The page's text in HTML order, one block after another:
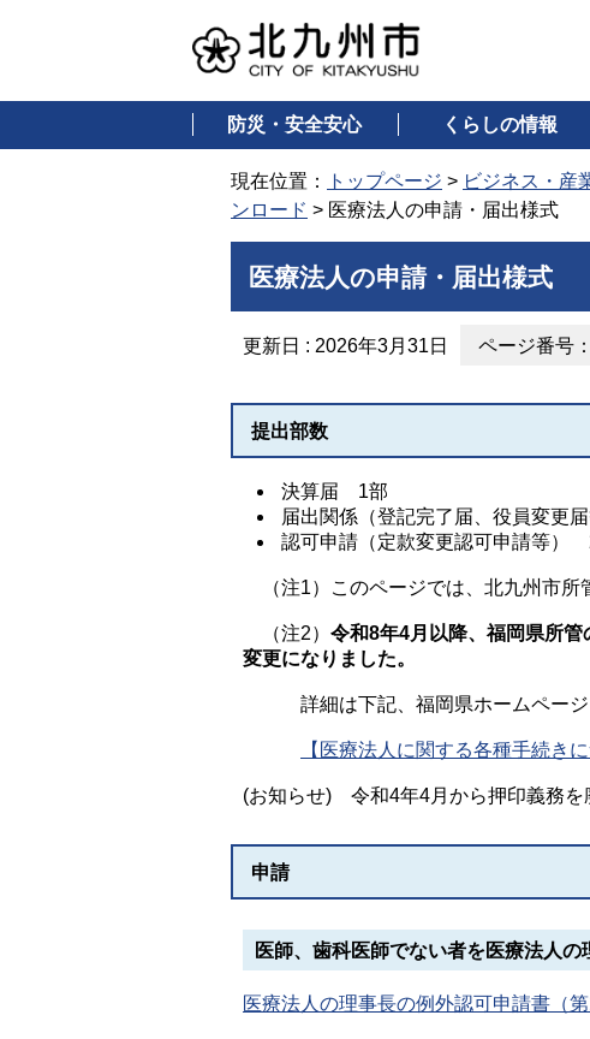
防災・安全安心 くらしの情報
現在位置： トップページ > ビジネス・産
ンロード > 医療法人の申請・届出様式
医療法人の申請・届出様式
更新日 : 2026年3月31日 ページ番号
提出部数
決算届 1部
届出関係（登記完了届、役員変
認可申請（定款変更認可申請等）
（注1）このページでは、北九州市所
（注2） 令和8年4月以降、福岡県所管
変更になりました。
詳細は下記、福岡県ホームページ
【医療法人に関する各種手続き
(お知らせ) 令和4年4月から押印義務
申請
医師、歯科医師でない者を医療法人の
医療法人の理事長の例外認可申請書（